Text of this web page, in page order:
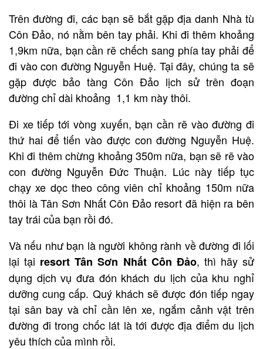
Trên đường đi, các bạn sẽ bắt gặp địa danh Nhà tù
Côn Đảo, nó nằm bên tay phải. Khi đi thêm khoảng
1,9km nữa, bạn cần rẽ chếch sang phía tay phải để
đi vào con đường Nguyễn Huệ. Tại đây, chúng ta sẽ
gặp được bảo tàng Côn Đảo lịch sử trên đoạn
đường chỉ dài khoảng 1,1 km này thôi.
Đi xe tiếp tới vòng xuyến, bạn cần rẽ vào đường đi
thứ hai để tiến vào được con đường Nguyễn Huệ.
Khi đi thêm chừng khoảng 350m nữa, bạn sẽ rẽ vào
con đường Nguyễn Đức Thuận. Lúc này tiếp tục
chạy xe dọc theo công viên chỉ khoảng 150m nữa
thôi là Tân Sơn Nhất Côn Đảo resort đã hiện ra bên
tay trái của bạn rồi đó.
Và nếu như bạn là người không rành về đường đi lối
lại tại resort Tân Sơn Nhất Côn Đảo, thì hãy sử
dụng dịch vụ đưa đón khách du lịch của khu nghỉ
dưỡng cung cấp. Quý khách sẽ được đón tiếp ngay
tại sân bay và chỉ cần lên xe, ngắm cảnh vật trên
đường đi trong chốc lát là tới được địa điểm du lịch
yêu thích của mình rồi.